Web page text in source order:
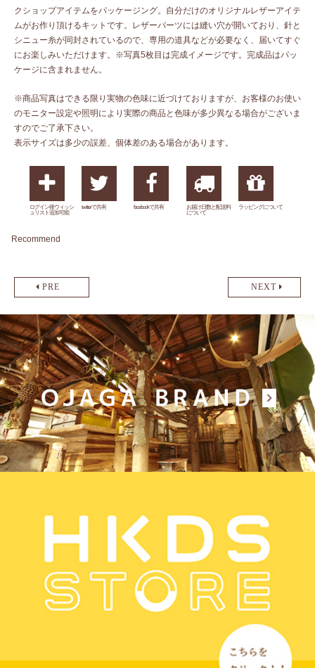
クショップアイテムをパッケージング。自分だけのオリジナルレザーアイテ
ムがお作り頂けるキットです。レザーパーツには縫い穴が開いており、針と
シニュー糸が同封されているので、専用の道具などが必要なく、届いてすぐ
にお楽しみいただけます。※写真5枚目は完成イメージです。完成品はパッ
ケージに含まれません。
※商品写真はできる限り実物の色味に近づけておりますが、お客様のお使い
のモニター設定や照明により実際の商品と色味が多少異なる場合がございま
すのでご了承下さい。
表示サイズは多少の誤差、個体差のある場合があります。
ログイン後ウィッシ
ュリスト追加可能
twitterで共有 facebookで共有
お届け日数と配送料
について
ラッピングについて
Recommend